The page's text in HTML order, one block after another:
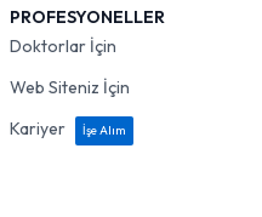
PROFESYONELLER
Doktorlar İçin
Web Siteniz İçin
Kariyer
İşe Alım